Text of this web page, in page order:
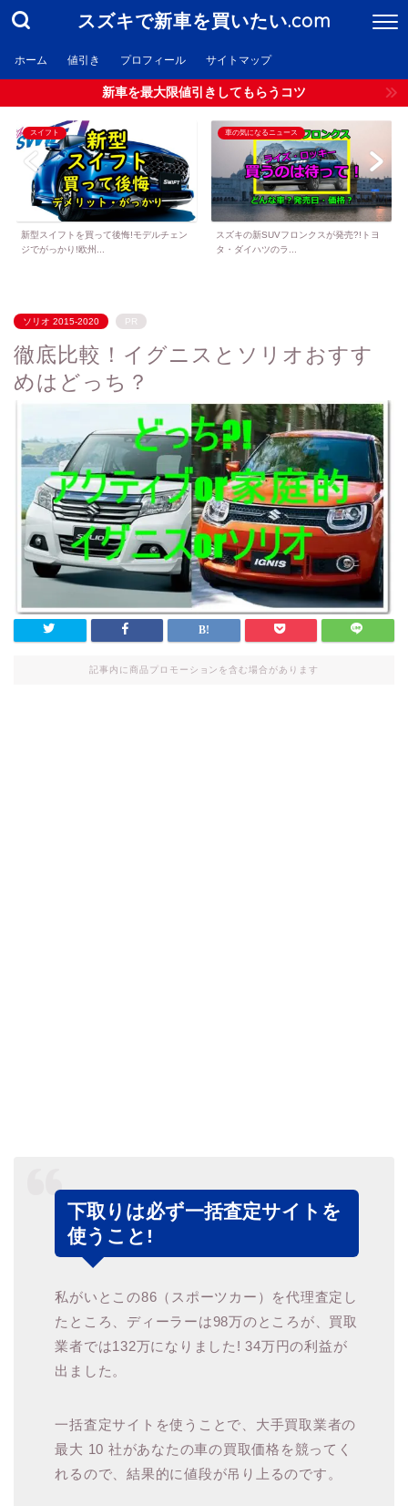
スズキで新車を買いたい.com
ホーム 値引き プロフィール サイトマップ
新車を最大限値引きしてもらうコツ
スイフト
新型スイフトを買って後悔!モデルチェン
ジでがっかり!欧州...
車の気になるニュース
スズキの新SUVフロンクスが発売?!トヨ
タ・ダイハツのラ...
ソリオ 2015-2020 PR
徹底比較！イグニスとソリオおすす
めはどっち？
記事内に商品プロモーションを含む場合があります
下取りは必ず一括査定サイトを
使うこと!
私がいとこの86（スポーツカー）を代理査定し
たところ、ディーラーは98万のところが、買取
業者では132万になりました! 34万円の利益が
出ました。
一括査定サイトを使うことで、大手買取業者の
最大 10 社があなたの車の買取価格を競ってく
れるので、結果的に値段が吊り上るのです。